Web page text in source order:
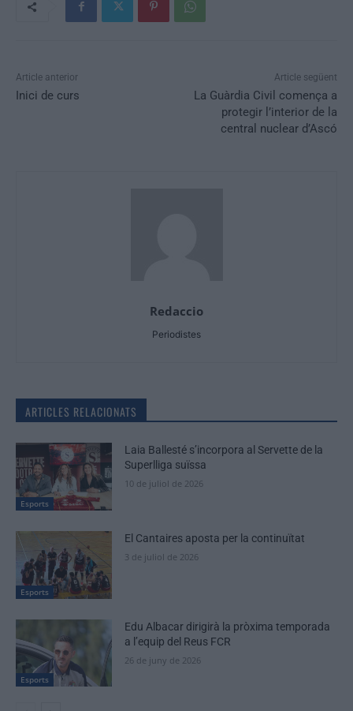
Article anterior
Inici de curs
Article següent
La Guàrdia Civil comença a
protegir l’interior de la
central nuclear d’Ascó
Redaccio
Periodistes
ARTICLES RELACIONATS
Esports
Laia Ballesté s’incorpora al Servette de la
Superlliga suïssa
10 de juliol de 2026
Esports
El Cantaires aposta per la continuïtat
3 de juliol de 2026
Esports
Edu Albacar dirigirà la pròxima temporada
a l’equip del Reus FCR
26 de juny de 2026